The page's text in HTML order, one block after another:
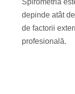
Spirometria
depinde atât
de factorii
profesională.